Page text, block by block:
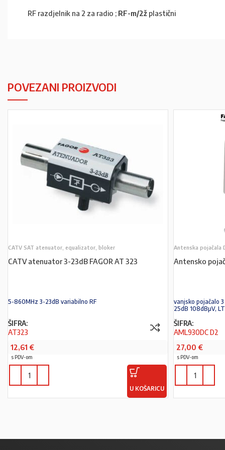
RF razdjelnik na 2 za radio ; RF-m/2ž plastični
POVEZANI PROIZVODI
CATV SAT atenuator, equalizator, bloker
CATV atenuator 3-23dB FAGOR AT 323
5-860MHz 3-23dB variabilno RF
ŠIFRA:
AT323
12,61 €
s PDV-om
U KOŠARICU
Antenska pojačala
Antensko
vanjsko pojačalo 3
25dB 108dBµV,
ŠIFRA:
AML930DC D2
27,00 €
s PDV-om